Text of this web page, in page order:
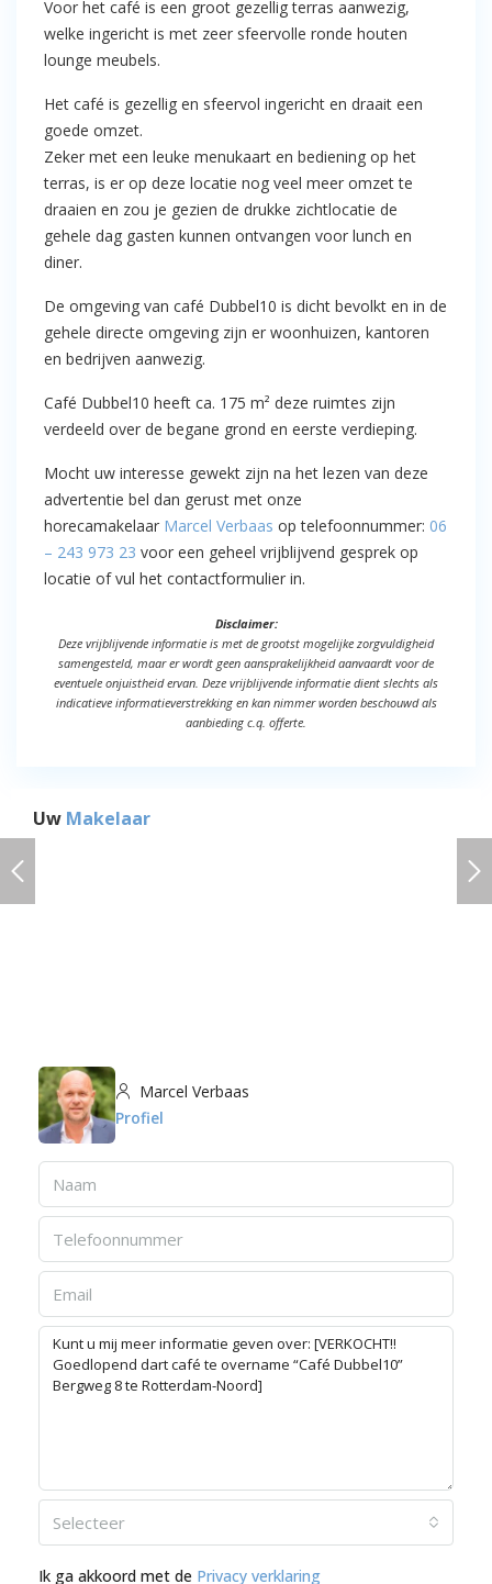
Voor het café is een groot gezellig terras aanwezig,
welke ingericht is met zeer sfeervolle ronde houten
lounge meubels.
Het café is gezellig en sfeervol ingericht en draait een
goede omzet.
Zeker met een leuke menukaart en bediening op het
terras, is er op deze locatie nog veel meer omzet te
draaien en zou je gezien de drukke zichtlocatie de
gehele dag gasten kunnen ontvangen voor lunch en
diner.
De omgeving van café Dubbel10 is dicht bevolkt en in de
gehele directe omgeving zijn er woonhuizen, kantoren
en bedrijven aanwezig.
Café Dubbel10 heeft ca. 175 m² deze ruimtes zijn
verdeeld over de begane grond en eerste verdieping.
Mocht uw interesse gewekt zijn na het lezen van deze
advertentie bel dan gerust met onze
horecamakelaar Marcel Verbaas op telefoonnummer: 06
– 243 973 23 voor een geheel vrijblijvend gesprek op
locatie of vul het contactformulier in.
Disclaimer:
Deze vrijblijvende informatie is met de grootst mogelijke zorgvuldigheid
samengesteld, maar er wordt geen aansprakelijkheid aanvaardt voor de
eventuele onjuistheid ervan. Deze vrijblijvende informatie dient slechts als
indicatieve informatieverstrekking en kan nimmer worden beschouwd als
aanbieding c.q. offerte.
Uw Makelaar
Marcel Verbaas
Profiel
Selecteer
Ik ga akkoord met de Privacy verklaring